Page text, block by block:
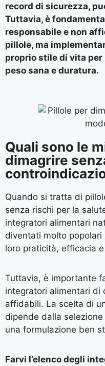
record di sicurezza,
Tuttavia, è
responsabile e non
pillole, ma
proprio stile di vita
peso sana e duratura.
Quali sono le
dimagrire
Quando si tratta di
senza rischi per la
integratori alimentari
diventati molto
loro praticità, efficacia e
Tuttavia, è importante
integratori alimentari di
affidabili. La scelta di
dipende dalla
una formulazione ben
Farvi l’elenco degli